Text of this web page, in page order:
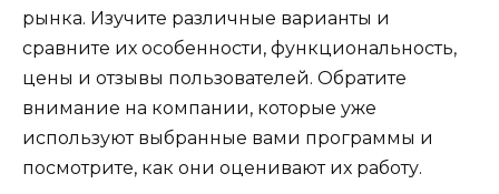
рынка. Изучите различные варианты и
сравните их особенности, функциональность,
цены и отзывы пользователей. Обратите
внимание на компании, которые уже
используют выбранные вами программы и
посмотрите, как они оценивают их работу.